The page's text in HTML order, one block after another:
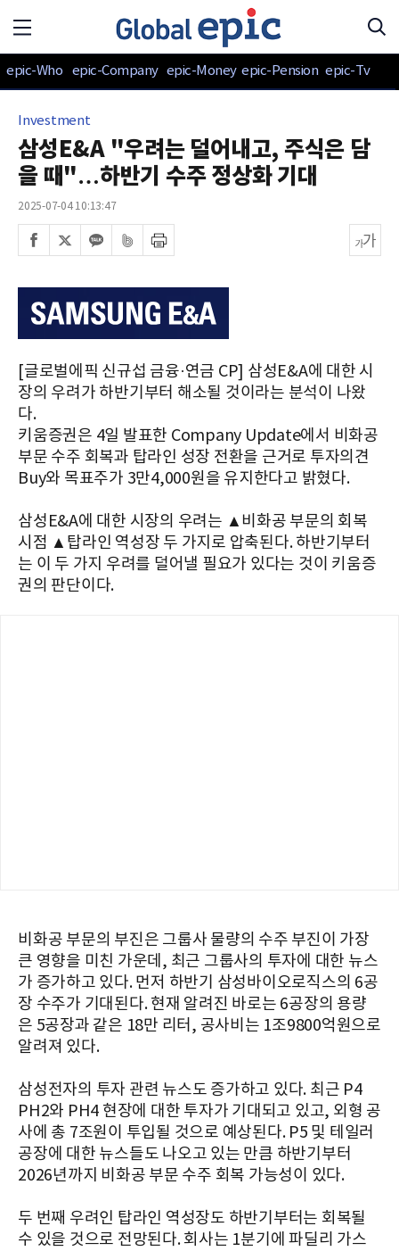
epic-Who epic-Company epic-Money epic-Pension epic-Tv
Investment
삼성E&A "우려는 덜어내고, 주식은 담
을 때"…하반기 수주 정상화 기대
2025-07-04 10:13:47
[글로벌에픽 신규섭 금융·연금 CP] 삼성E&A에 대한 시
장의 우려가 하반기부터 해소될 것이라는 분석이 나왔
다.
키움증권은 4일 발표한 Company Update에서 비화공
부문 수주 회복과 탑라인 성장 전환을 근거로 투자의견
Buy와 목표주가 3만4,000원을 유지한다고 밝혔다.
삼성E&A에 대한 시장의 우려는 ▲비화공 부문의 회복
시점 ▲탑라인 역성장 두 가지로 압축된다. 하반기부터
는 이 두 가지 우려를 덜어낼 필요가 있다는 것이 키움증
권의 판단이다.
비화공 부문의 부진은 그룹사 물량의 수주 부진이 가장
큰 영향을 미친 가운데, 최근 그룹사의 투자에 대한 뉴스
가 증가하고 있다. 먼저 하반기 삼성바이오로직스의 6공
장 수주가 기대된다. 현재 알려진 바로는 6공장의 용량
은 5공장과 같은 18만 리터, 공사비는 1조9800억원으로
알려져 있다.
삼성전자의 투자 관련 뉴스도 증가하고 있다. 최근 P4
PH2와 PH4 현장에 대한 투자가 기대되고 있고, 외형 공
사에 총 7조원이 투입될 것으로 예상된다. P5 및 테일러
공장에 대한 뉴스들도 나오고 있는 만큼 하반기부터
2026년까지 비화공 부문 수주 회복 가능성이 있다.
두 번째 우려인 탑라인 역성장도 하반기부터는 회복될
수 있을 것으로 전망된다. 회사는 1분기에 파딜리 가스